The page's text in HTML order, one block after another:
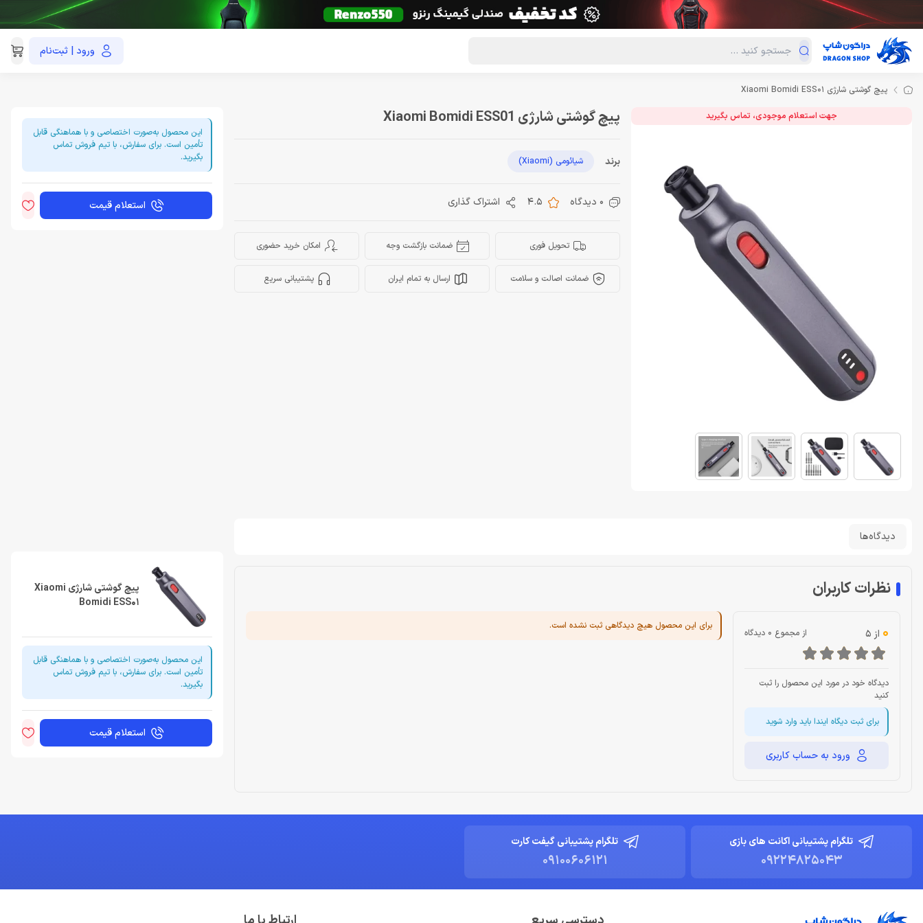
ورود | ثبت‌نام دسته‌بندی محصولات فروش ویژه 021-91035390
پیچ گوشتی شارژی Xiaomi Bomidi ESS01
جهت استعلام موجودی، تماس بگیرید پیچ گوشتی شارژی Xiaomi Bomidi ESS01
برند شیائومی (Xiaomi)
0 دیدگاه 4.5 اشتراک گذاری
تحویل فوری ضمانت بازگشت وجه امکان خرید حضوری
ضمانت اصالت و سلامت ارسال به تمام ایران پشتیبانی سریع
این محصول به‌صورت اختصاصی و با هماهنگی قابل
تأمین است. برای سفارش، با تیم فروش تماس
بگیرید.
استعلام قیمت
دیدگاه‌ها
نظرات کاربران
0 از 5 از مجموع 0 دیدگاه
دیدگاه خود در مورد این محصول را ثبت
کنید
برای ثبت دیگاه ایندا باید وارد شوید
ورود به حساب کاربری
برای این محصول هیچ دیدگاهی ثبت نشده است.
پیچ گوشتی شارژی Xiaomi
Bomidi ESS01
این محصول به‌صورت اختصاصی و با هماهنگی قابل
تأمین است. برای سفارش، با تیم فروش تماس
بگیرید.
استعلام قیمت
تلگرام پشتیبانی اکانت های بازی
09224825043
تلگرام پشتیبانی گیفت کارت
09100606121